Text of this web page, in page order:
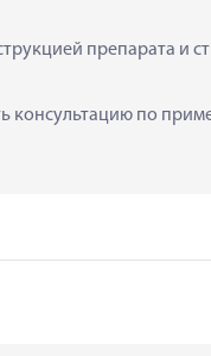
препарата и
консультацию по